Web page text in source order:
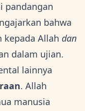
pandangan
bahwa
kepada Allah dan
dalam ujian.
lainnya
. Allah
manusia